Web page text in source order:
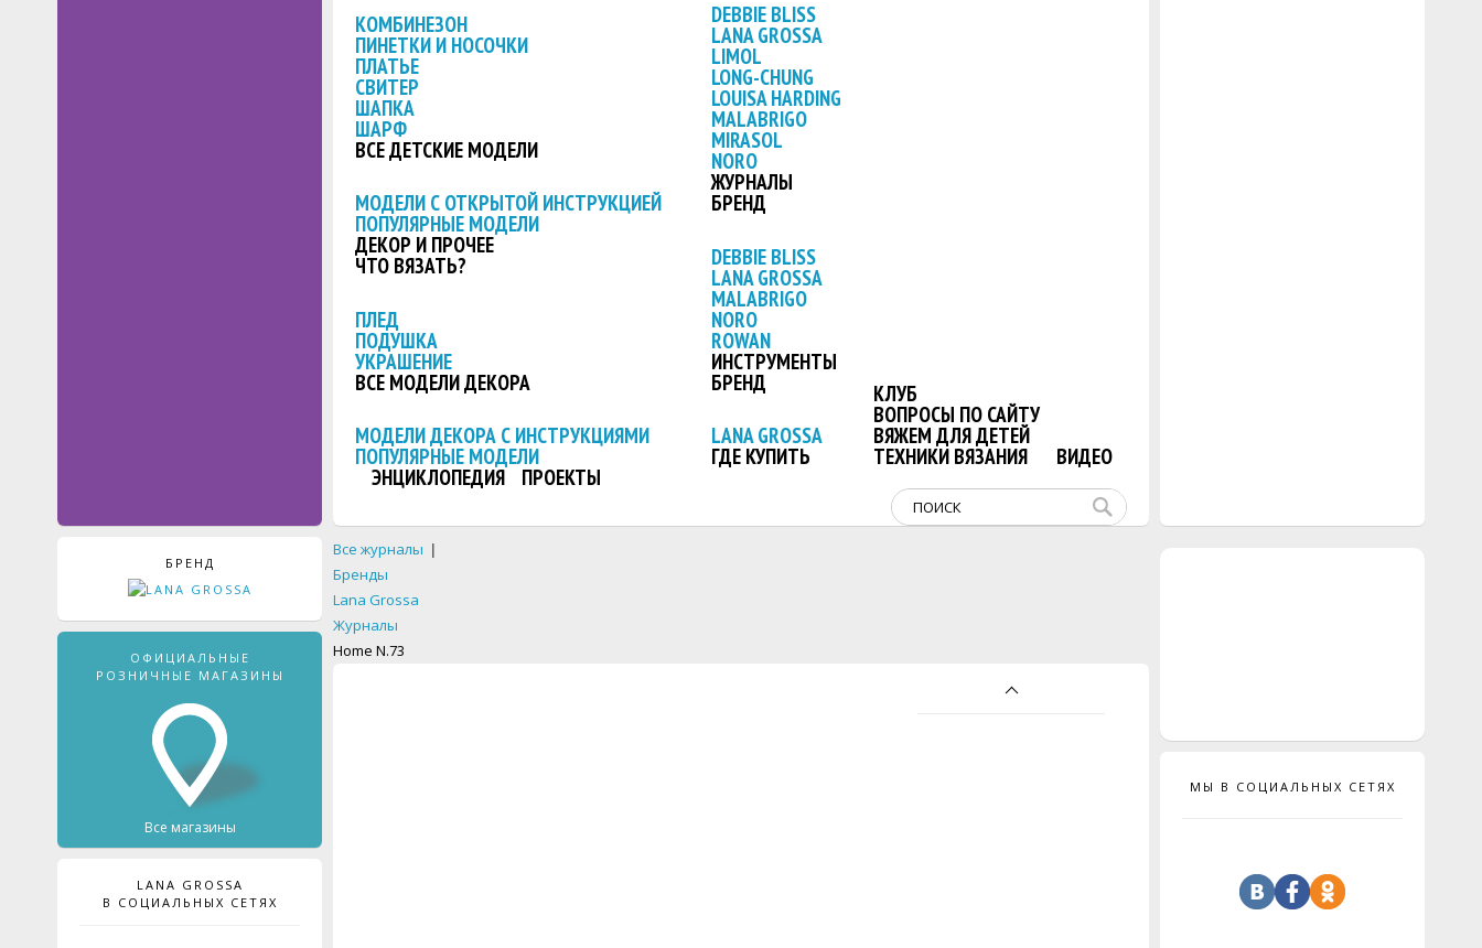
КОМБИНЕЗОН
ПИНЕТКИ И НОСОЧКИ
ПЛАТЬЕ
СВИТЕР
ШАПКА
ШАРФ
ВСЕ ДЕТСКИЕ МОДЕЛИ
МОДЕЛИ С ОТКРЫТОЙ ИНСТРУКЦИЕЙ
ПОПУЛЯРНЫЕ МОДЕЛИ
ДЕКОР И ПРОЧЕЕ
ЧТО ВЯЗАТЬ?
ПЛЕД
ПОДУШКА
УКРАШЕНИЕ
ВСЕ МОДЕЛИ ДЕКОРА
МОДЕЛИ ДЕКОРА С ИНСТРУКЦИЯМИ
ПОПУЛЯРНЫЕ МОДЕЛИ
DEBBIE BLISS
LANA GROSSA
LIMOL
LONG-CHUNG
LOUISA HARDING
MALABRIGO
MIRASOL
NORO
ЖУРНАЛЫ
БРЕНД
DEBBIE BLISS
LANA GROSSA
MALABRIGO
NORO
ROWAN
ИНСТРУМЕНТЫ
БРЕНД
LANA GROSSA
ГДЕ КУПИТЬ
КЛУБ
ВОПРОСЫ ПО САЙТУ
ВЯЖЕМ ДЛЯ ДЕТЕЙ
ТЕХНИКИ ВЯЗАНИЯ ВИДЕО
ЭНЦИКЛОПЕДИЯ ПРОЕКТЫ
БРЕНД
ОФИЦИАЛЬНЫЕ
РОЗНИЧНЫЕ МАГАЗИНЫ
Все магазины
LANA GROSSA
В СОЦИАЛЬНЫХ СЕТЯХ
Все журналы |
Бренды
Lana Grossa
Журналы
Home N.73
МЫ В СОЦИАЛЬНЫХ СЕТЯХ